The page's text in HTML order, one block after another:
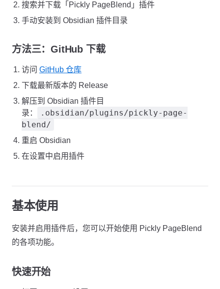
搜索并下载「Pickly PageBlend」插件
手动安装到 Obsidian 插件目录
方法三：GitHub 下载
访问 GitHub 仓库
下载最新版本的 Release
解压到 Obsidian 插件目
录：
.obsidian/plugins/pickly-page-
blend/
重启 Obsidian
在设置中启用插件
基本使用
安装并启用插件后，您可以开始使用 Pickly PageBlend
的各项功能。
快速开始